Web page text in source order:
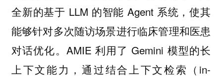
全新的基于 LLM 的智能 Agent 系统，使其
能够针对多次随访场景进行临床管理和医患
对话优化。AMIE 利用了 Gemini 模型的长
上下文能力，通过结合上下文检索（in-